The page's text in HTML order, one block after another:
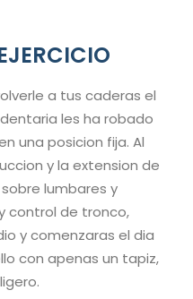
a tus caderas el
les ha robado
una posicion fija. Al
y la extension de
lumbares y
control de tronco,
y comenzaras el dia
con apenas un tapiz,